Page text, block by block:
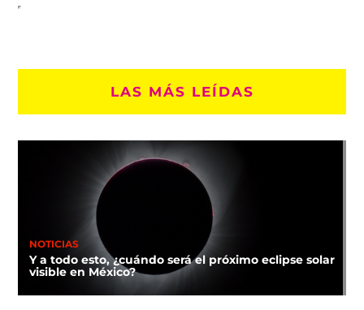
LAS MÁS LEÍDAS
NOTICIAS
Y a todo esto, ¿cuándo será el próximo eclipse solar
visible en México?